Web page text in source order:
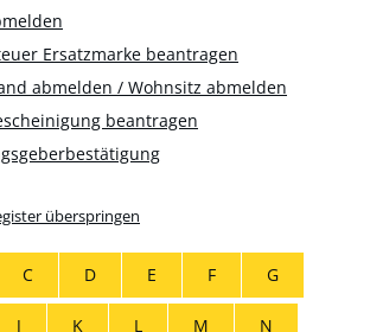
Ersatzmarke beantragen
abmelden / Wohnsitz abmelden
beantragen
überspringen
C D E F G
J K L M N